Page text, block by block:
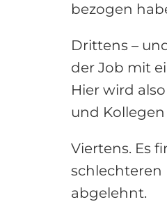
bezogen
Drittens –
der Job mit
Hier wird
und
Viertens. Es
schlechteren
abgelehnt.